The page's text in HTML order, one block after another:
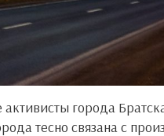
тесно связана с